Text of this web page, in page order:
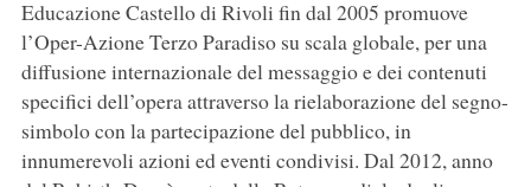
Educazione Castello di Rivoli fin dal 2005 promuove
l’Oper-Azione Terzo Paradiso su scala globale, per una
diffusione internazionale del messaggio e dei contenuti
specifici dell’opera attraverso la rielaborazione del segno-
simbolo con la partecipazione del pubblico, in
innumerevoli azioni ed eventi condivisi. Dal 2012, anno